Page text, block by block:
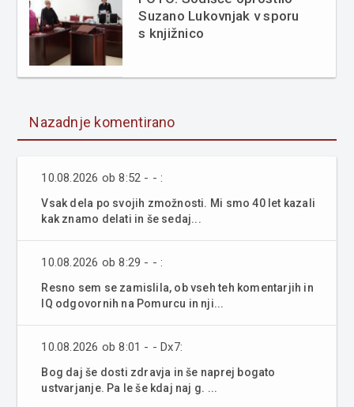
Suzano Lukovnjak v sporu
s knjižnico
Nazadnje komentirano
10.08.2026 ob 8:52 - - :
Vsak dela po svojih zmožnosti. Mi smo 40 let kazali
kak znamo delati in še sedaj...
10.08.2026 ob 8:29 - - :
Resno sem se zamislila, ob vseh teh komentarjih in
IQ odgovornih na Pomurcu in nji...
10.08.2026 ob 8:01 - - Dx7:
Bog daj še dosti zdravja in še naprej bogato
ustvarjanje. Pa le še kdaj naj g. ...